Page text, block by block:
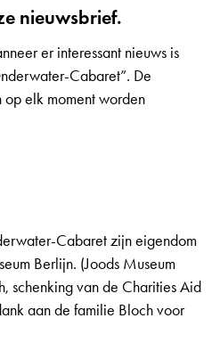
nieuwsbrief.
er interessant nieuws is
Cabaret”. De
op elk moment worden
Cabaret zijn eigendom
Berlijn. (Joods Museum
schenking van de Charities Aid
aan de familie Bloch voor